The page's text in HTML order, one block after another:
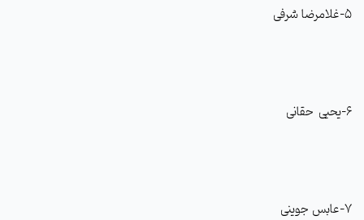
5-غلامرضا شرفی
6-یحیی حقانی
7-عابس جوینی